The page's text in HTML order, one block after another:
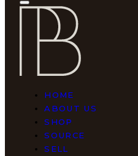
HOME
ABOUT US
SHOP
SOURCE
SELL